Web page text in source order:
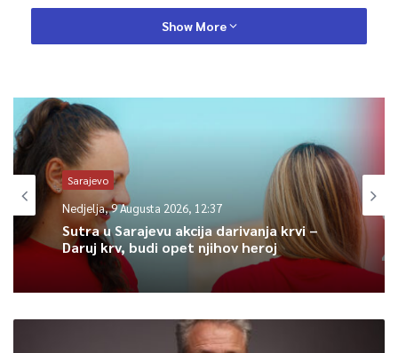
Show More
Sarajevo
Nedjelja, 9 Augusta 2026, 12:37
Sutra u Sarajevu akcija darivanja krvi –
Daruj krv, budi opet njihov heroj